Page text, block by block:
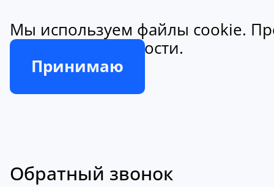
Мы используем файлы cookie.
конфиденциальности.
Принимаю
Обратный звонок